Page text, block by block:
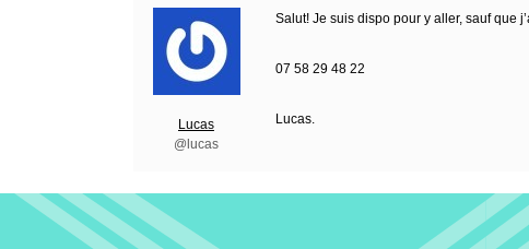
Lucas
@lucas
Salut! Je suis dispo pour y aller, sauf que
07 58 29 48 22
Lucas.